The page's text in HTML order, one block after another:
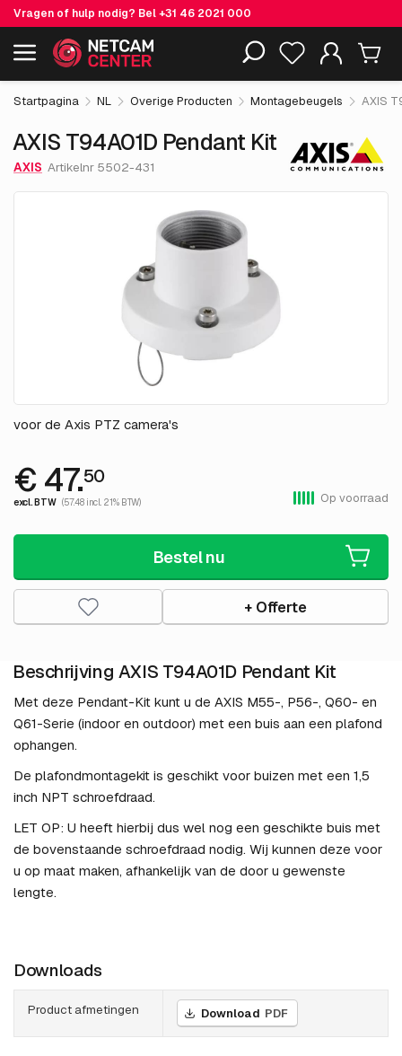
Vragen of hulp nodig? Bel+31 46 2021 000
Inclusief EOL-producten
AXIS T94A01D Pendant Kit € 47.
excl. BTW
Startpagina NL Overige Producten Montagebeugels AXIS
AXIS T94A01D Pendant Kit
AXIS Artikelnr 5502-431
voor de Axis PTZ camera's
€ 47.50
excl. BTW (57.48 incl. 21% BTW) Op voorraad
Bestel nu
+ Offerte
Beschrijving AXIS T94A01D Pendant Kit
Met deze Pendant-Kit kunt u de AXIS M55-, P56-, Q60- en
Q61-Serie (indoor en outdoor) met een buis aan een plafond
ophangen.
De plafondmontagekit is geschikt voor buizen met een 1,5
inch NPT schroefdraad.
LET OP: U heeft hierbij dus wel nog een geschikte buis met
de bovenstaande schroefdraad nodig. Wij kunnen deze voor
u op maat maken, afhankelijk van de door u gewenste
lengte.
Downloads
Product afmetingen Download PDF